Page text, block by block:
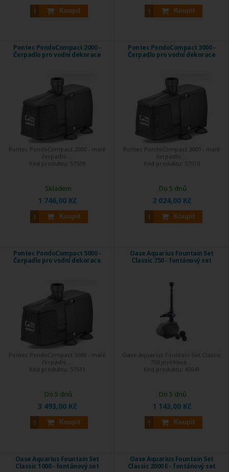
Koupit Koupit
Pontec PondoCompact 2000 -
Čerpadlo pro vodní dekorace
Pontec PondoCompact 2000 - malé
čerpadlo ...
Kód produktu: 57509
1 746,00 Kč
Koupit
Skladem
Pontec PondoCompact 3000 -
Čerpadlo pro vodní dekorace
Pontec PondoCompact 3000 - malé
čerpadlo ...
Kód produktu: 57510
2 024,00 Kč
Koupit
Do 5 dnů
Pontec PondoCompact 5000 -
Čerpadlo pro vodní dekorace
Pontec PondoCompact 5000 - malé
čerpadlo ...
Kód produktu: 57511
3 493,00 Kč
Koupit
Do 5 dnů
Oase Aquarius Fountain Set
Classic 750 - fontánový set
Oase Aquarius Fountain Set Classic
750 jezírková ...
Kód produktu: 43041
1 143,00 Kč
Koupit
Do 5 dnů
Oase Aquarius Fountain Set
Classic 1000 - fontánový set
Oase Aquarius Fountain Set
Classic 2000 E - fontánový set